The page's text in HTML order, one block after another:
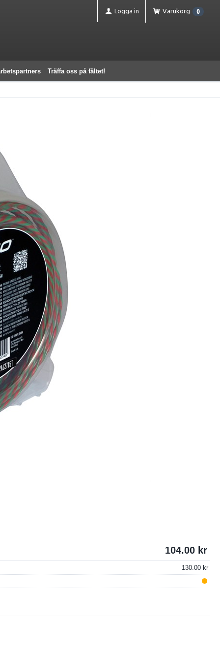
Logga in Varukorg 0
Träffa oss på fältet!
104.00
130.00